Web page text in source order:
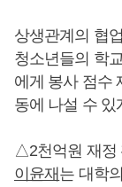
상생관계의 협
청소년들의 학
에게 봉사 점수
동에 나설 수 있
△2천억원 재정
이윤재 는 대학